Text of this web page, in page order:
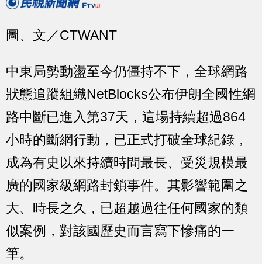
圖、文／CTWANT
中東局勢動盪至今仍僵持不下，全球網路
狀態追蹤組織NetBlocks公布伊朗全國性網
路中斷已進入第37天，這場持續超過864
小時的斷網行動，已正式打破全球紀錄，
成為有史以來持續時間最長、受災規模最
廣的國家級網路封鎖事件。其影響範圍之
大、時長之久，已超越過往任何國家的類
似案例，對該國歷史而言寫下慘痛的一
筆。